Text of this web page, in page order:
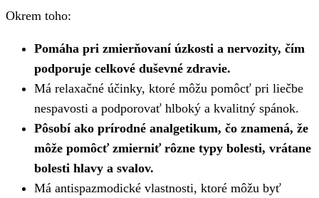
Okrem toho:
Pomáha pri zmierňovaní úzkosti a nervozity, čím
podporuje celkové duševné zdravie.
Má relaxačné účinky, ktoré môžu pomôcť pri liečbe
nespavosti a podporovať hlboký a kvalitný spánok.
Pôsobí ako prírodné analgetikum, čo znamená, že
môže pomôcť zmierniť rôzne typy bolesti, vrátane
bolesti hlavy a svalov.
Má antispazmodické vlastnosti, ktoré môžu byť